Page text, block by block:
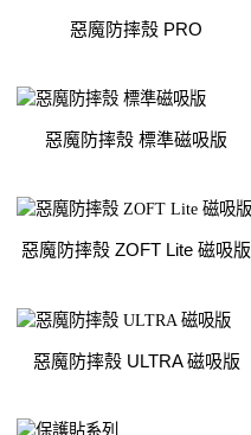
惡魔防摔殼 PRO
惡魔防摔殼 標準磁吸版
惡魔防摔殼 ZOFT Lite 磁吸版
惡魔防摔殼 ULTRA 磁吸版